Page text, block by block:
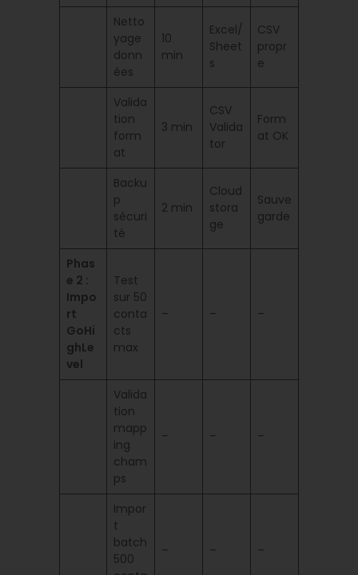
Netto
yage
donn
ées
10
min
Excel/
Sheet
s
CSV
propr
e
Valida
tion
form
at
3 min
CSV
Valida
tor
Form
at OK
Backu
p
sécuri
té
2 min
Cloud
stora
ge
Sauve
garde
Phas
e 2 :
Impo
rt
GoHi
ghLe
vel
Test
sur 50
conta
cts
max
– – –
Valida
tion
mapp
ing
cham
ps
– – –
Impor
t
batch
500
– – –